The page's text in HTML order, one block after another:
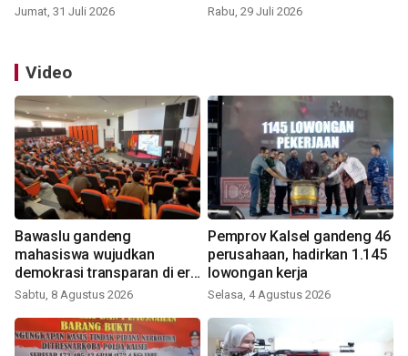
Jumat, 31 Juli 2026 Rabu, 29 Juli 2026
Video
Bawaslu gandeng
mahasiswa wujudkan
demokrasi transparan di era
digital
Sabtu, 8 Agustus 2026
Pemprov Kalsel gandeng 46
perusahaan, hadirkan 1.145
lowongan kerja
Selasa, 4 Agustus 2026